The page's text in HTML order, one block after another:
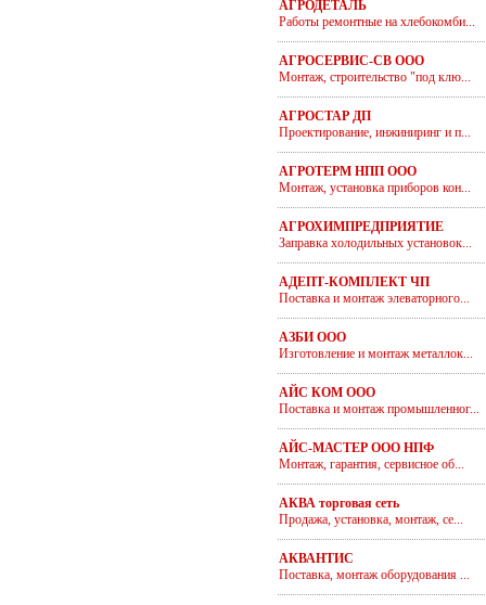
АГРОДЕТАЛЬ
Работы ремонтные на хлебокомби...
АГРОСЕРВИС-СВ ООО
Монтаж, строительство "под клю...
АГРОСТАР ДП
Проектирование, инжиниринг и п...
АГРОТЕРМ НПП ООО
Монтаж, установка приборов кон...
АГРОХИМПРЕДПРИЯТИЕ
Заправка холодильных установок...
АДЕПТ-КОМПЛЕКТ ЧП
Поставка и монтаж элеваторного...
АЗБИ ООО
Изготовление и монтаж металлок...
АЙС КОМ ООО
Поставка и монтаж промышленног...
АЙС-МАСТЕР ООО НПФ
Монтаж, гарантия, сервисное об...
АКВА торговая сеть
Продажа, установка, монтаж, се...
АКВАНТИС
Поставка, монтаж оборудования ...